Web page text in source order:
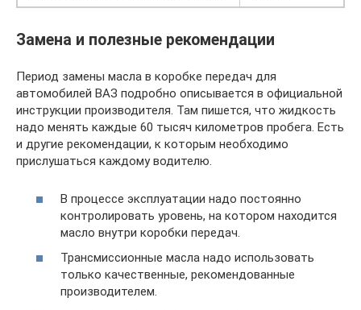
Замена и полезные рекомендации
Период замены масла в коробке передач для
автомобилей ВАЗ подробно описывается в официальной
инструкции производителя. Там пишется, что жидкость
надо менять каждые 60 тысяч километров пробега. Есть
и другие рекомендации, к которым необходимо
прислушаться каждому водителю.
В процессе эксплуатации надо постоянно
контролировать уровень, на котором находится
масло внутри коробки передач.
Трансмиссионные масла надо использовать
только качественные, рекомендованные
производителем.